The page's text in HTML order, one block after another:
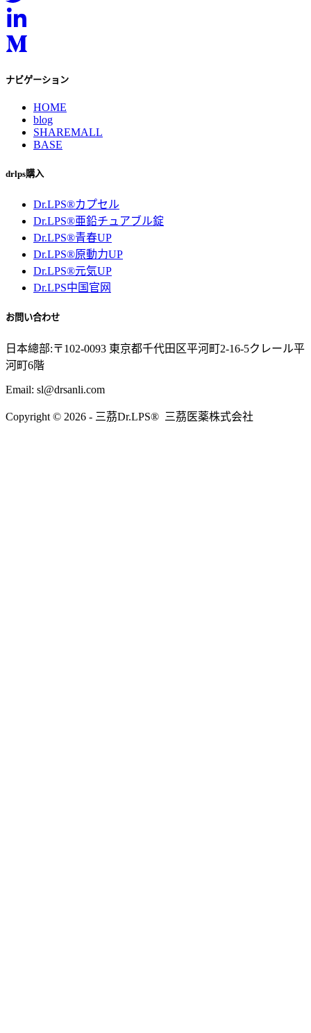
ナビゲーション
HOME
blog
SHAREMALL
BASE
drlps購入
Dr.LPS®カプセル
Dr.LPS®亜鉛チュアブル錠
Dr.LPS®青春UP
Dr.LPS®原動力UP
Dr.LPS®元気UP
Dr.LPS中国官网
お問い合わせ
日本總部:〒102-0093 東京都千代田区平河町2-16-5クレール平
河町6階
Email: sl@drsanli.com
Copyright © 2026 - 三茘Dr.LPS® 三茘医薬株式会社